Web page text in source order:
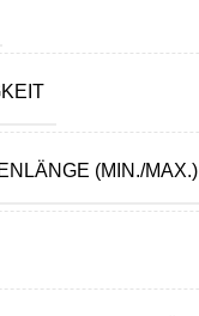
(MIN./MAX.)